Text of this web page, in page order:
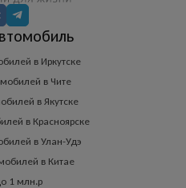
в Иркутске
в Чите
в Якутске
в Красноярске
в Улан-Удэ
в Китае
1 млн.р